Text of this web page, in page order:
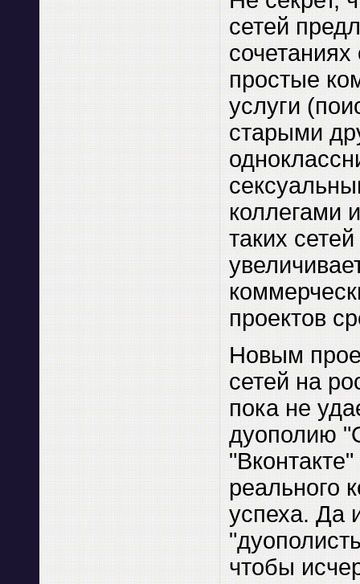
сетей
простые
услуги
старыми
коллегами
таких
проектов
Новым
сетей на
пока не
дуополию
реального
успеха. Да
чтобы